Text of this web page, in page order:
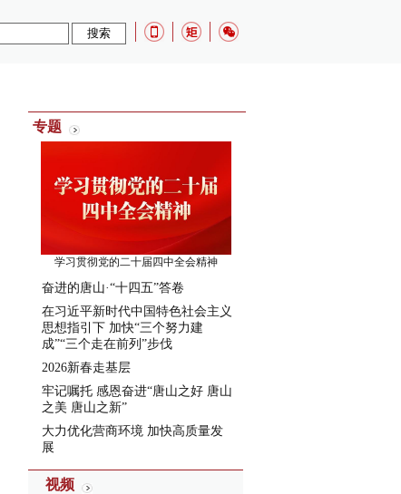
专题
学习贯彻党的二十届四中全会精神
奋进的唐山·“十四五”答卷
在习近平新时代中国特色社会主义
思想指引下 加快“三个努力建
成”“三个走在前列”步伐
2026新春走基层
牢记嘱托 感恩奋进“唐山之好 唐山
之美 唐山之新”
大力优化营商环境 加快高质量发
展
视频